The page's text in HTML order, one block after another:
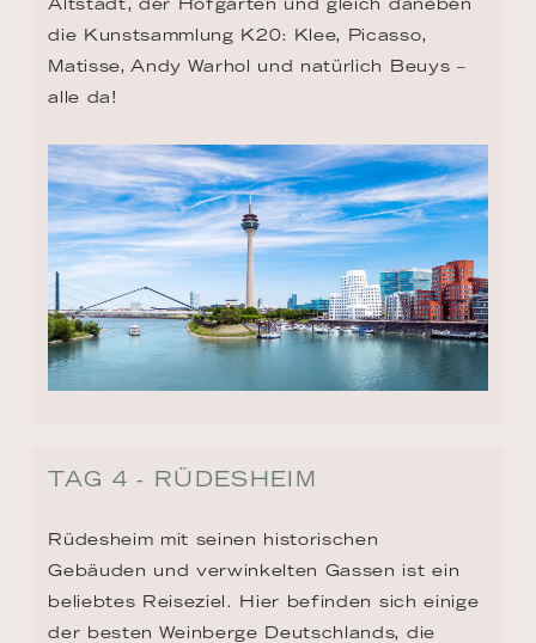
die Kunstsammlung K20: Klee, Picasso,
Matisse, Andy Warhol und natürlich Beuys –
alle da!
TAG 4 - RÜDESHEIM
Rüdesheim mit seinen historischen
Gebäuden und verwinkelten Gassen ist ein
beliebtes Reiseziel. Hier befinden sich einige
der besten Weinberge Deutschlands, die